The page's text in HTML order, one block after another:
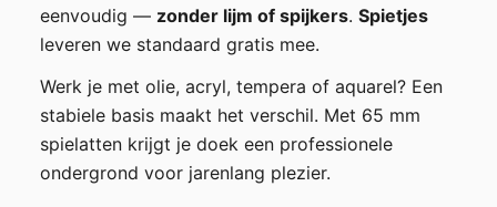
eenvoudig — zonder lijm of spijkers. Spietjes
leveren we standaard gratis mee.
Werk je met olie, acryl, tempera of aquarel? Een
stabiele basis maakt het verschil. Met 65 mm
spielatten krijgt je doek een professionele
ondergrond voor jarenlang plezier.